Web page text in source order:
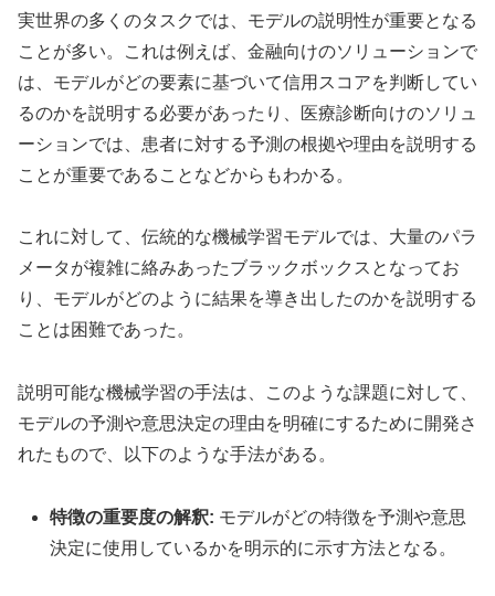
実世界の多くのタスクでは、モデルの説明性が重要となる
ことが多い。これは例えば、金融向けのソリューションで
は、モデルがどの要素に基づいて信用スコアを判断してい
るのかを説明する必要があったり、医療診断向けのソリュ
ーションでは、患者に対する予測の根拠や理由を説明する
ことが重要であることなどからもわかる。
これに対して、伝統的な機械学習モデルでは、大量のパラ
メータが複雑に絡みあったブラックボックスとなってお
り、モデルがどのように結果を導き出したのかを説明する
ことは困難であった。
説明可能な機械学習の手法は、このような課題に対して、
モデルの予測や意思決定の理由を明確にするために開発さ
れたもので、以下のような手法がある。
特徴の重要度の解釈: モデルがどの特徴を予測や意思
決定に使用しているかを明示的に示す方法となる。